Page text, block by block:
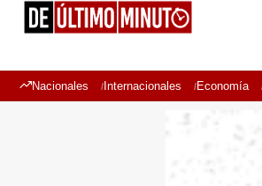
Nacionales Internacionales Economía